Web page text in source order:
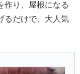
作り、屋根になる
るだけで、大人気